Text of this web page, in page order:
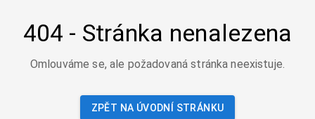
404 - Stránka nenalezena
Omlouváme se, ale požadovaná stránka neexistuje.
ZPĚT NA ÚVODNÍ STRÁNKU